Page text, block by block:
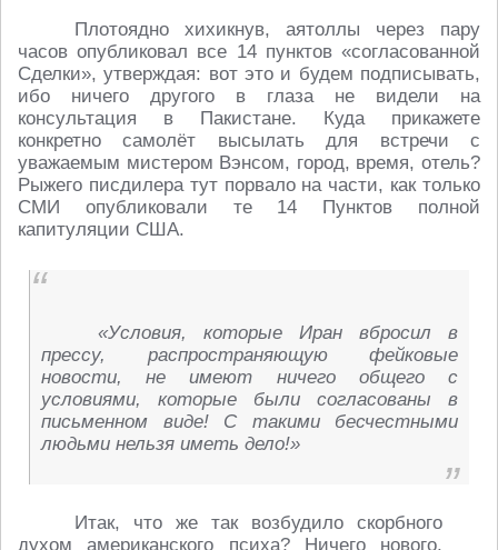
Плотоядно хихикнув, аятоллы через пару
часов опубликовал все 14 пунктов «согласованной
Сделки», утверждая: вот это и будем подписывать,
ибо ничего другого в глаза не видели на
консультация в Пакистане. Куда прикажете
конкретно самолёт высылать для встречи с
уважаемым мистером Вэнсом, город, время, отель?
Рыжего писдилера тут порвало на части, как только
СМИ опубликовали те 14 Пунктов полной
капитуляции США.
«Условия, которые Иран вбросил в
прессу, распространяющую фейковые
новости, не имеют ничего общего с
условиями, которые были согласованы в
письменном виде! С такими бесчестными
людьми нельзя иметь дело!»
Итак, что же так возбудило скорбного
духом американского психа? Ничего нового,